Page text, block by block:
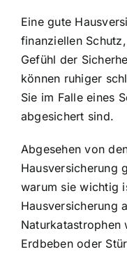
Eine gute
finanziellen
Gefühl der
können ruhiger
Sie im Falle eines
abgesichert sind.
Abgesehen von
Hausversicherung
warum sie wichtig
Hausversicherung
Naturkatastrophen
Erdbeben oder